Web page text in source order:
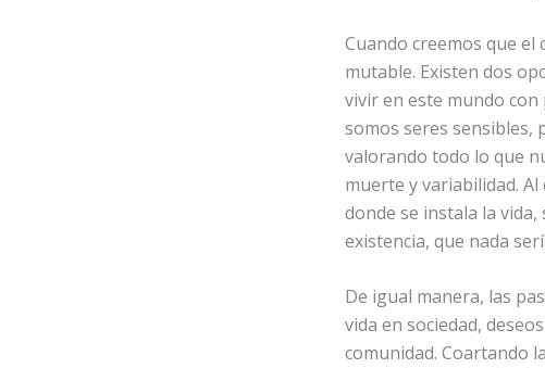
Cuando creemos que el
mutable. Existen dos
vivir en este mundo
somos seres sensibles,
valorando todo lo que
muerte y variabilidad.
donde se instala la
existencia, que nada
De igual manera, las
vida en sociedad,
comunidad. Coartando